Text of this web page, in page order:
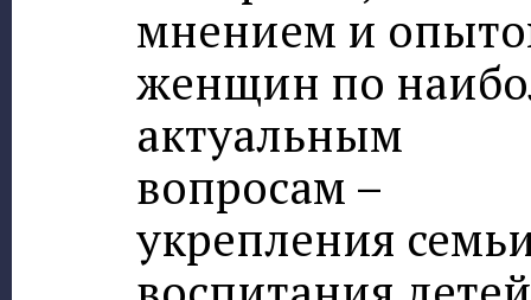
мнением и
женщин по
актуальным
вопросам –
укрепления